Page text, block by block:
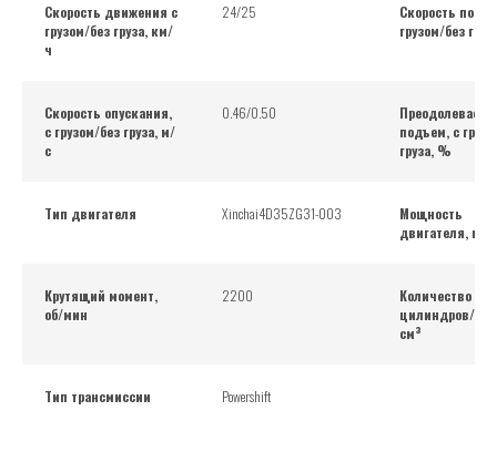
Скорость движения с
грузом/без груза, км/
ч
24/25
Скорость
грузом/без
Скорость опускания,
с грузом/без груза, м/
с
0.46/0.50
подъем, с
груза, %
Тип двигателя Xinchai4D35ZG31-003
Мощность
двигателя, кВт
Крутящий момент,
об/мин
2200
Количество
цилиндров/
см³
Тип трансмиссии Powershift